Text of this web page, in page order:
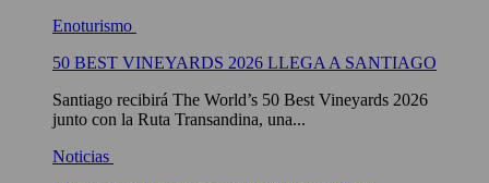
Enoturismo
50 BEST VINEYARDS 2026 LLEGA A SANTIAGO
Santiago recibirá The World’s 50 Best Vineyards 2026
junto con la Ruta Transandina, una...
Noticias